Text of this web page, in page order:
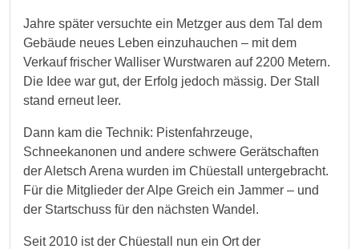
Jahre später versuchte ein Metzger aus dem Tal dem
Gebäude neues Leben einzuhauchen – mit dem
Verkauf frischer Walliser Wurstwaren auf 2200 Metern.
Die Idee war gut, der Erfolg jedoch mässig. Der Stall
stand erneut leer.
Dann kam die Technik: Pistenfahrzeuge,
Schneekanonen und andere schwere Gerätschaften
der Aletsch Arena wurden im Chüestall untergebracht.
Für die Mitglieder der Alpe Greich ein Jammer – und
der Startschuss für den nächsten Wandel.
Seit 2010 ist der Chüestall nun ein Ort der